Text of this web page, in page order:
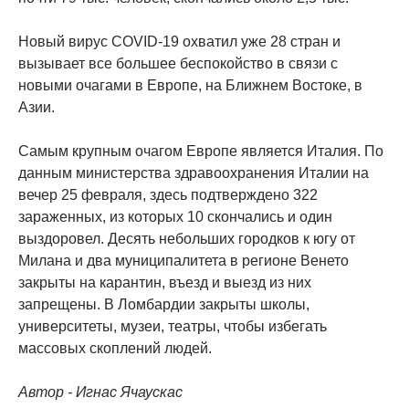
Новый вирус COVID-19 охватил уже 28 стран и
вызывает все большее беспокойство в связи с
новыми очагами в Европе, на Ближнем Востоке, в
Азии.
Самым крупным очагом Европе является Италия. По
данным министерства здравоохранения Италии на
вечер 25 февраля, здесь подтверждено 322
зараженных, из которых 10 скончались и один
выздоровел. Десять небольших городков к югу от
Милана и два муниципалитета в регионе Венето
закрыты на карантин, въезд и выезд из них
запрещены. В Ломбардии закрыты школы,
университеты, музеи, театры, чтобы избегать
массовых скоплений людей.
Автор - Игнас Ячаускас